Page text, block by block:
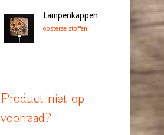
Lampenkappen
oosterse stoffen
Product niet op
voorraad?